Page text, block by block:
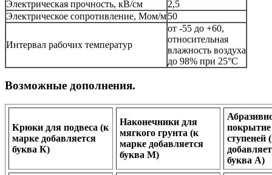
Электрическая прочность, кВ/см
2,5
Электрическое сопротивление, Мом/м50
Интервал рабочих температур
от -55 до +60,
относительная
влажность воздуха
до 98% при 25°С
Возможные дополнения.
Крюки для подвеса (к
марке добавляется
буква К)
Наконечники для
мягкого грунта (к
марке добавляется
буква М)
покрытие
ступеней
буква А)